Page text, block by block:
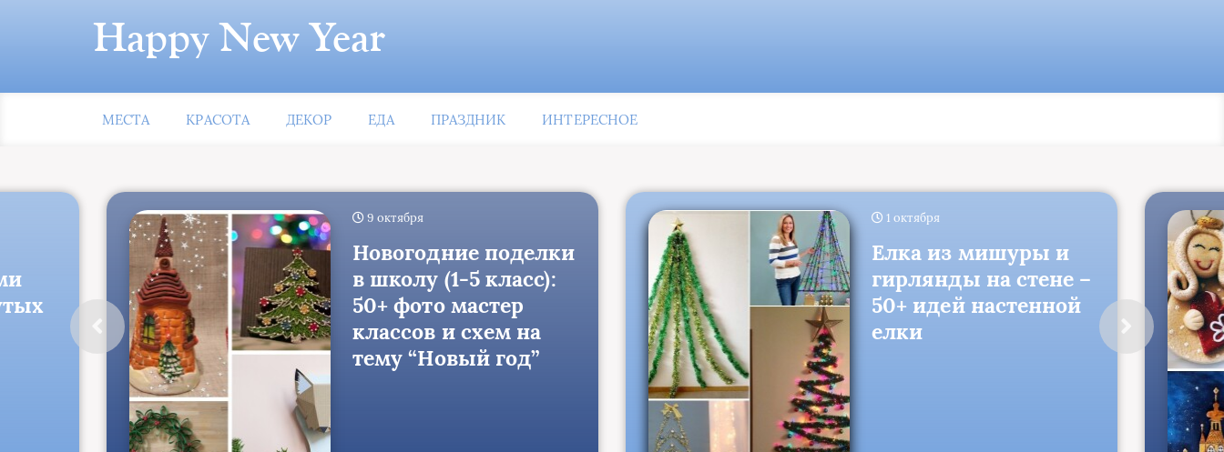
Happy New Year
МЕСТА КРАСОТА ДЕКОР ЕДА ПРАЗДНИК ИНТЕРЕСНОЕ
9 октября
Новогодние поделки
в школу (1-5 класс):
50+ фото мастер
классов и схем на
тему “Новый год”
1 октября
Елка из мишуры и
гирлянды на стене –
50+ идей настенной
елки